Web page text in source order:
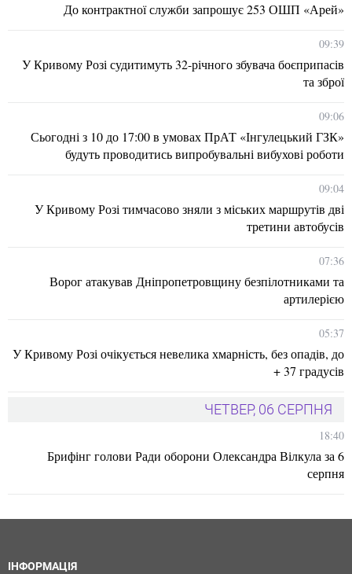
До контрактної служби запрошує 253 ОШП «Арей»
09:39
У Кривому Розі судитимуть 32-річного збувача боєприпасів
та зброї
09:06
Сьогодні з 10 до 17:00 в умовах ПрАТ «Інгулецький ГЗК»
будуть проводитись випробувальні вибухові роботи
09:04
У Кривому Розі тимчасово зняли з міських маршрутів дві
третини автобусів
07:36
Ворог атакував Дніпропетровщину безпілотниками та
артилерією
05:37
У Кривому Розі очікується невелика хмарність, без опадів, до
+ 37 градусів
ЧЕТВЕР, 06 СЕРПНЯ
18:40
Брифінг голови Ради оборони Олександра Вілкула за 6
серпня
ІНФОРМАЦІЯ